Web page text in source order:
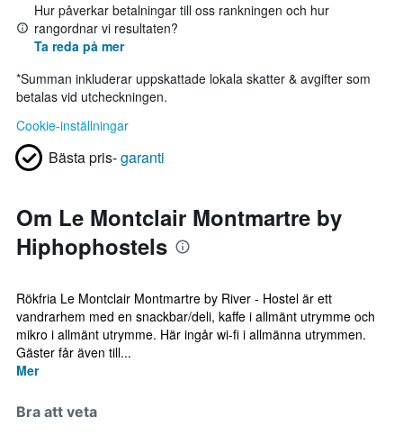
Hur påverkar betalningar till oss rankningen och hur
rangordnar vi resultaten?
Ta reda på mer
*Summan inkluderar uppskattade lokala skatter & avgifter som
betalas vid utcheckningen.
Cookie-inställningar
Bästa pris-garanti
Om Le Montclair Montmartre by
Hiphophostels
Rökfria Le Montclair Montmartre by River - Hostel är ett
vandrarhem med en snackbar/deli, kaffe i allmänt utrymme och
mikro i allmänt utrymme. Här ingår wi-fi i allmänna utrymmen.
Gäster får även till...
Mer
Bra att veta